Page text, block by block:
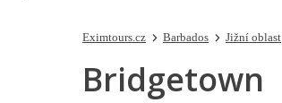
Eximtours.cz Barbados Jižní oblast
Bridgetown